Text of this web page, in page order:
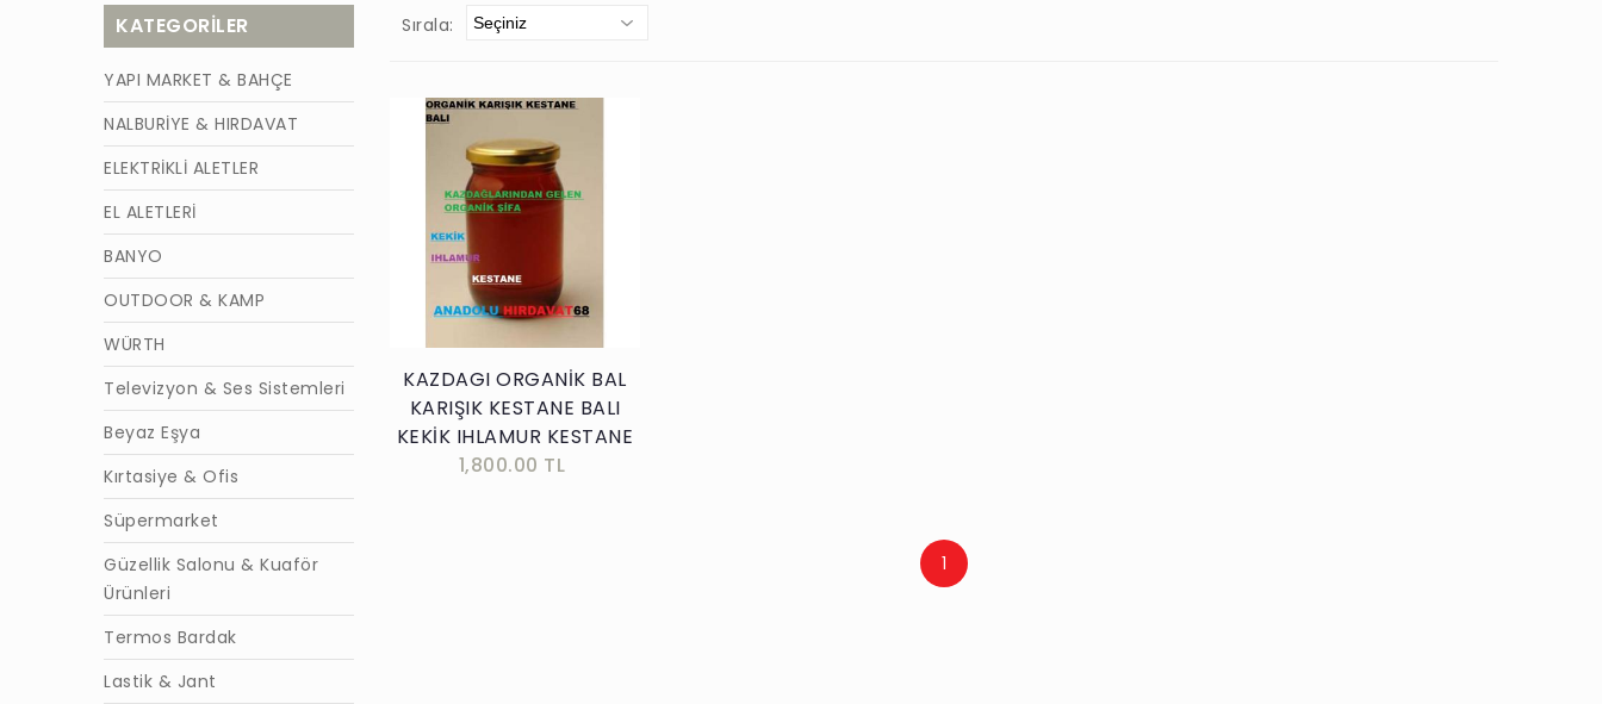
KATEGORILER
YAPI MARKET & BAHÇE
NALBURİYE & HIRDAVAT
ELEKTRİKLİ ALETLER
EL ALETLERİ
BANYO
OUTDOOR & KAMP
WÜRTH
Televizyon & Ses Sistemleri
Beyaz Eşya
Kırtasiye & Ofis
Süpermarket
Güzellik Salonu & Kuaför
Ürünleri
Termos Bardak
Lastik & Jant
Sırala:
KAZDAGI ORGANİK BAL
KARIŞIK KESTANE BALI
KEKİK IHLAMUR KESTANE
1,800.00 TL
1